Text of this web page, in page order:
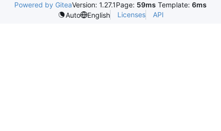
Powered by GiteaVersion: 1.27.1Page: 59ms Template: 6ms
Auto
English Licenses API